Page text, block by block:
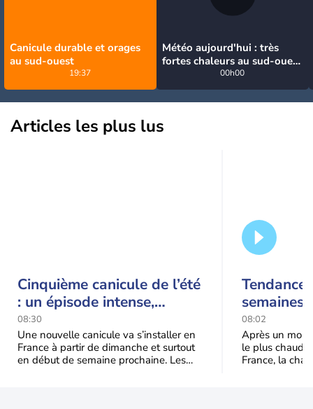
Canicule durable et orages
au sud-ouest
19:37
Météo aujourd'hui : très
fortes chaleurs au sud-ouest
avant des orages, jusqu'à
39°C
00h00
Articles les plus lus
Cinquième canicule de l’été
: un épisode intense,
durable et étendu la
semaine prochaine
08:30
Une nouvelle canicule va s’installer en
France à partir de dimanche et surtout
en début de semaine prochaine. Les
Tendance
semaines
septembre
08:02
Après un
le plus chaud
France, la